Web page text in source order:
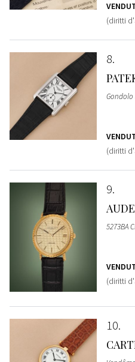
(diritti
8
Gondolo
(diritti
9
5273BA
(diritti
10